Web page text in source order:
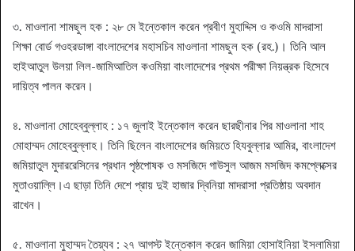
৩. মাওলানা শামছুল হক : ২৮ মে ইন্তেকাল করেন প্রবীণ মুহাদ্দিস ও কওমি মাদরাসা
শিক্ষা বোর্ড গওহরডাঙ্গা বাংলাদেশের মহাসচিব মাওলানা শামছুল হক (রহ.)। তিনি আল
হাইআতুল উলয়া লিল-জামিআতিল কওমিয়া বাংলাদেশের প্রথম পরীক্ষা নিয়ন্ত্রক হিসেবে
দায়িত্ব পালন করেন।
৪. মাওলানা মোহেব্বুল্লাহ : ১৭ জুলাই ইন্তেকাল করেন ছারছীনার পির মাওলানা শাহ
মোহাম্মদ মোহেব্বুল্লাহ। তিনি ছিলেন বাংলাদেশের জমিয়তে হিযবুল্লার আমির, বাংলাদেশ
জমিয়াতুল মুদাররেসিনের প্রধান পৃষ্ঠপোষক ও মসজিদে গাউসুল আজম মসজিদ কমপ্লেক্সের
মুতাওয়াল্লি।এ ছাড়া তিনি দেশে প্রায় দুই হাজার দ্বিনিয়া মাদরাসা প্রতিষ্ঠায় অবদান
রাখেন।
৫. মাওলানা মুহাম্মদ তৈয়্যব : ২৭ আগস্ট ইন্তেকাল করেন জামিয়া হোসাইনিয়া ইসলামিয়া